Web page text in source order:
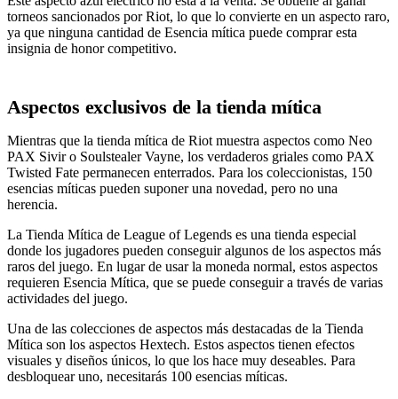
torneos sancionados por Riot, lo que lo convierte en un aspecto raro,
ya que ninguna cantidad de Esencia mítica puede comprar esta
insignia de honor competitivo.
Aspectos exclusivos de la tienda mítica
Mientras que la tienda mítica de Riot muestra aspectos como Neo
PAX Sivir o Soulstealer Vayne, los verdaderos griales como PAX
Twisted Fate permanecen enterrados. Para los coleccionistas, 150
esencias míticas pueden suponer una novedad, pero no una
herencia.
La Tienda Mítica de League of Legends es una tienda especial
donde los jugadores pueden conseguir algunos de los aspectos más
raros del juego. En lugar de usar la moneda normal, estos aspectos
requieren Esencia Mítica, que se puede conseguir a través de varias
actividades del juego.
Una de las colecciones de aspectos más destacadas de la Tienda
Mítica son los aspectos Hextech. Estos aspectos tienen efectos
visuales y diseños únicos, lo que los hace muy deseables. Para
desbloquear uno, necesitarás 100 esencias míticas.